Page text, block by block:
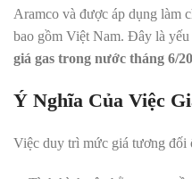
Aramco và được áp dụng làm
bao gồm Việt Nam. Đây là
giá gas trong nước tháng 6/
Ý Nghĩa Của Việc
Việc duy trì mức giá tương đối